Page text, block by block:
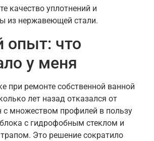
качество уплотнений и
из нержавеющей стали.
что
у меня
при ремонте собственной ванной
лет назад отказался от
с множеством профилей в пользу
с гидрофобным стеклом и
Это решение сократило